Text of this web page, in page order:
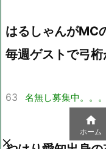
はるしゃんがMC
毎週ゲストで弓
63 名無し募集中。。。

ホーム